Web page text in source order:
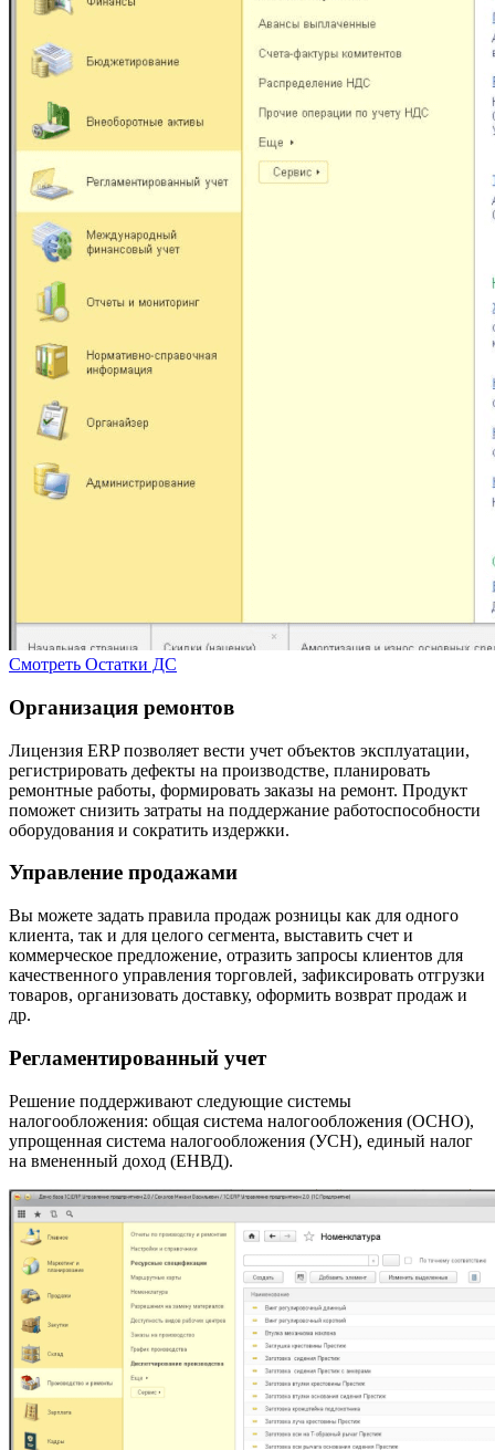
Смотреть Остатки ДС
Организация ремонтов
Лицензия ERP позволяет вести учет объектов эксплуатации,
регистрировать дефекты на производстве, планировать
ремонтные работы, формировать заказы на ремонт. Продукт
поможет снизить затраты на поддержание работоспособности
оборудования и сократить издержки.
Управление продажами
Вы можете задать правила продаж розницы как для одного
клиента, так и для целого сегмента, выставить счет и
коммерческое предложение, отразить запросы клиентов для
качественного управления торговлей, зафиксировать отгрузки
товаров, организовать доставку, оформить возврат продаж и
др.
Регламентированный учет
Решение поддерживают следующие системы
налогообложения: общая система налогообложения (ОСНО),
упрощенная система налогообложения (УСН), единый налог
на вмененный доход (ЕНВД).